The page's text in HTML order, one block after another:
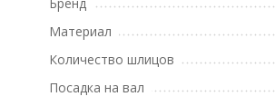
Материал
Количество шлицов
Посадка на вал